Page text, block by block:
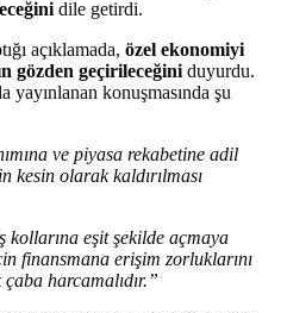
dile getirdi.
açıklamada, özel ekonomiyi
gözden geçirileceğini duyurdu.
yayınlanan konuşmasında şu
ve piyasa rekabetine adil
kesin olarak kaldırılması
kollarına eşit şekilde açmaya
finansmana erişim zorluklarını
harcamalıdır.”